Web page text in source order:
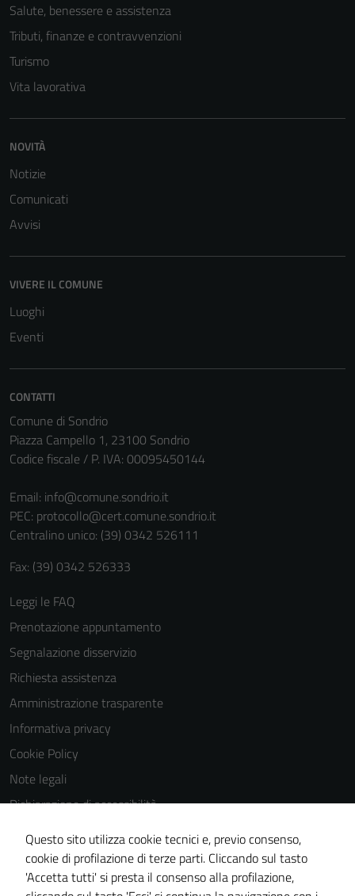
Salute, benessere e assistenza
Tributi, finanze e contravvenzioni
Turismo
Vita lavorativa
NOVITÀ
Notizie
Comunicati
Avvisi
VIVERE IL COMUNE
Luoghi
Eventi
CONTATTI
Comune di Sondrio
Piazza Campello 1, 23100 Sondrio
Codice fiscale / P. IVA: 00095450144
Email: info@comune.sondrio.it
PEC: protocollo@cert.comune.sondrio.it
Centralino unico: (39) 0342 526111
Fax: (39) 0342 526333
Leggi le FAQ
Prenotazione appuntamento
Segnalazione disservizio
Richiesta assistenza
Amministrazione trasparente
Informativa privacy
Cookie Policy
Note legali
Dichiarazione di accessibilità
Dichiarazione di accessibilità Servizi
Whistleblowing
Piano di miglioramento del sito
Questo sito utilizza cookie tecnici e, previo consenso,
cookie di profilazione di terze parti. Cliccando sul tasto
'Accetta tutti' si presta il consenso alla profilazione,